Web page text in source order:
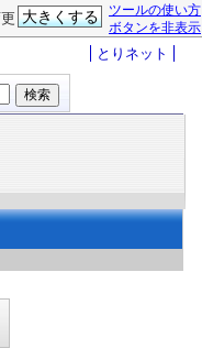
ツールの使い方
ボタンを非表示
大きくする
とりネット